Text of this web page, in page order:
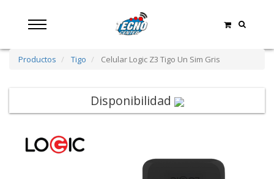
Productos Tigo Celular Logic Z3 Tigo Un Sim Gris
Disponibilidad